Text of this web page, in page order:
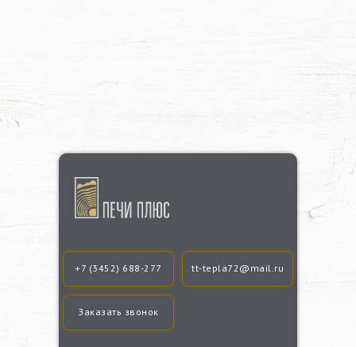
Заказать звонок
+7 (3452) 688-277 tt-tepla72@mail.ru